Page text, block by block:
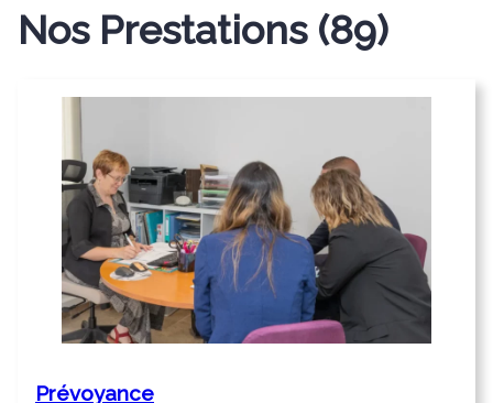
Nos Prestations(89)
Prévoyance